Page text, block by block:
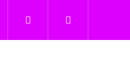
Édesség gyerekeknek
Bejelentkezés
Kosár